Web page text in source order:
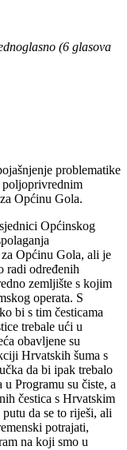
(6 glasova
problematike
poljoprivrednim
Općinu Gola.
Općinskog
Općinu Gola, ali je
radi određenih
zemljište s kojim
operata. S
bi s tim česticama
trebale ući u
obavljene su
Hrvatskih šuma s
da bi ipak trebalo
Programu su čiste, a
čestica s Hrvatskim
da se to riješi, ali
potrajati,
na koji smo u